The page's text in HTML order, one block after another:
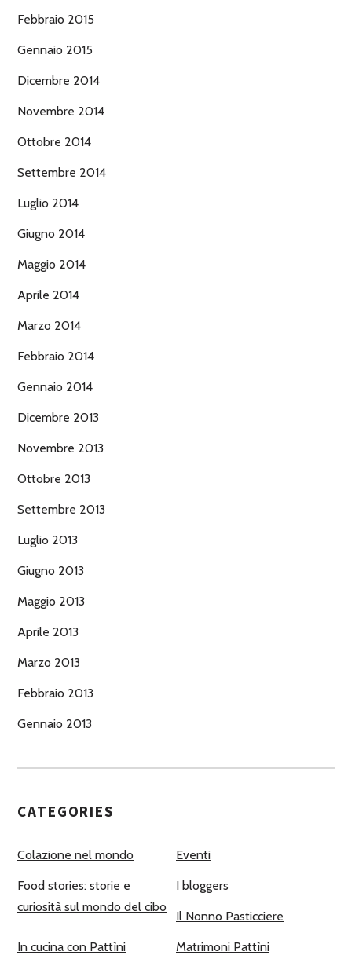
Febbraio 2015
Gennaio 2015
Dicembre 2014
Novembre 2014
Ottobre 2014
Settembre 2014
Luglio 2014
Giugno 2014
Maggio 2014
Aprile 2014
Marzo 2014
Febbraio 2014
Gennaio 2014
Dicembre 2013
Novembre 2013
Ottobre 2013
Settembre 2013
Luglio 2013
Giugno 2013
Maggio 2013
Aprile 2013
Marzo 2013
Febbraio 2013
Gennaio 2013
CATEGORIES
Colazione nel mondo Eventi
Food stories: storie e
curiosità sul mondo del cibo
I bloggers
Il Nonno Pasticciere
In cucina con Pattìni Matrimoni Pattìni